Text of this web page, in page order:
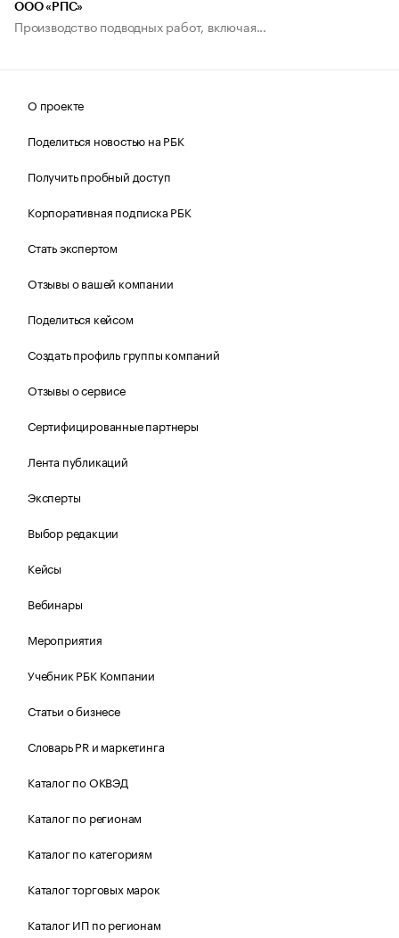
ООО «РПС»
Производство подводных работ, включая...
О проекте
Поделиться новостью на РБК
Получить пробный доступ
Корпоративная подписка РБК
Стать экспертом
Отзывы о вашей компании
Поделиться кейсом
Создать профиль группы компаний
Отзывы о сервисе
Сертифицированные партнеры
Лента публикаций
Эксперты
Выбор редакции
Кейсы
Вебинары
Мероприятия
Учебник РБК Компании
Статьи о бизнесе
Словарь PR и маркетинга
Каталог по ОКВЭД
Каталог по регионам
Каталог по категориям
Каталог торговых марок
Каталог ИП по регионам